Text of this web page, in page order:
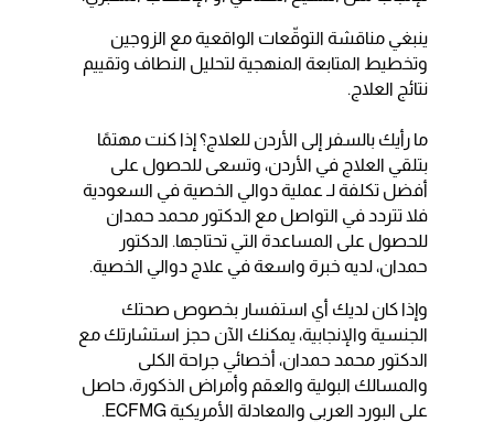
ينبغي مناقشة التوقّعات الواقعية مع الزوجين
وتخطيط المتابعة المنهجية لتحليل النطاف وتقييم
نتائج العلاج.
ما رأيك بالسفر إلى الأردن للعلاج؟ إذا كنت مهتمًا
بتلقي العلاج في الأردن، وتسعى للحصول على
أفضل تكلفة لـ عملية دوالي الخصية في السعودية
فلا تتردد في التواصل مع الدكتور محمد حمدان
للحصول على المساعدة التي تحتاجها. الدكتور
حمدان، لديه خبرة واسعة في علاج دوالي الخصية.
وإذا كان لديك أي استفسار بخصوص صحتك
الجنسية والإنجابية، يمكنك الآن حجز استشارتك مع
الدكتور محمد حمدان، أخصائي جراحة الكلى
والمسالك البولية والعقم وأمراض الذكورة، حاصل
على البورد العربي والمعادلة الأمريكية ECFMG.